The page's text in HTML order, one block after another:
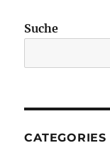
Suche
CATEGORIES